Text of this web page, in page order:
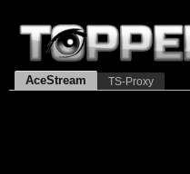
AceStream TS-Proxy